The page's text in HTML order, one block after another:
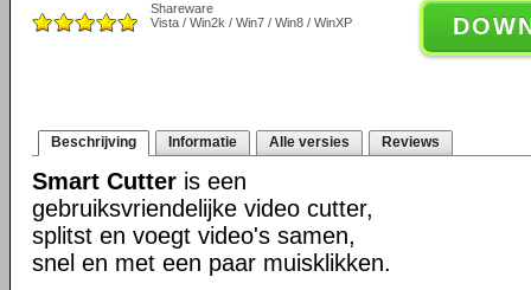
Shareware
Vista / Win2k / Win7 / Win8 / WinXP
Beschrijving Informatie Alle versies Reviews
Smart Cutter is een
gebruiksvriendelijke video cutter,
splitst en voegt video's samen,
snel en met een paar muisklikken.